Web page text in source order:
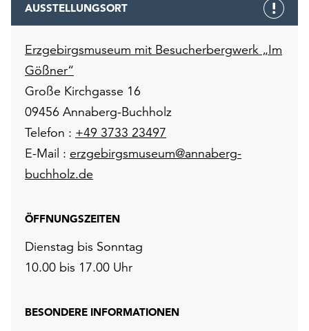
AUSSTELLUNGSORT
Erzgebirgsmuseum mit Besucherbergwerk „Im
Gößner“
Große Kirchgasse 16
09456 Annaberg-Buchholz
Telefon : +49 3733 23497
E-Mail : erzgebirgsmuseum@annaberg-
buchholz.de
ÖFFNUNGSZEITEN
Dienstag bis Sonntag
10.00 bis 17.00 Uhr
BESONDERE INFORMATIONEN